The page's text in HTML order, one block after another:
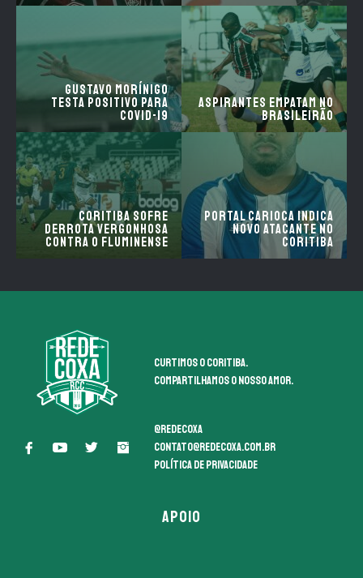
Gustavo Morínigo
testa positivo para
Covid-19
Aspirantes empatam no
Brasileirão
Coritiba sofre
derrota vergonhosa
contra o Fluminense
Portal carioca indica
novo atacante no
Coritiba
Curtimos o coritiba.
Compartilhamos o nosso amor.
@redecoxa
contato@redecoxa.com.br
Política de Privacidade
APOIO